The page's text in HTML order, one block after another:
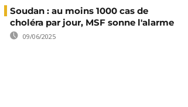
Soudan : au moins 1000 cas de
choléra par jour, MSF sonne l'alarme
09/06/2025